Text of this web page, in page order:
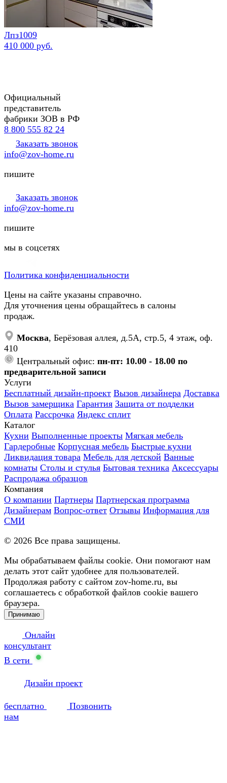
Лпз1009
410 000 руб.
Официальный
представитель
фабрики ЗОВ в РФ
8 800 555 82 24
Заказать звонок
info@zov-home.ru
пишите
Заказать звонок
info@zov-home.ru
пишите
мы в соцсетях
Политика конфиденциальности
Цены на сайте указаны справочно.
Для уточнения цены обращайтесь в салоны
продаж.
Москва, Берёзовая аллея, д.5А, стр.5, 4 этаж, оф.
410
Центральный офис: пн-пт: 10.00 - 18.00 по
предварительной записи
Услуги
Бесплатный дизайн-проект Вызов дизайнера Доставка
Вызов замерщика Гарантия Защита от подделки
Оплата Рассрочка Яндекс сплит
Каталог
Кухни Выполненные проекты Мягкая мебель
Гардеробные Корпусная мебель Быстрые кухни
Ликвидация товара Мебель для детской Ванные
комнаты Столы и стулья Бытовая техника Аксессуары
Распродажа образцов
Компания
О компании Партнеры Партнерская программа
Дизайнерам Вопрос-ответ Отзывы Информация для
СМИ
© 2026 Все права защищены.
Мы обрабатываем файлы cookie. Они помогают нам
делать этот сайт удобнее для пользователей.
Продолжая работу с сайтом zov-home.ru, вы
соглашаетесь с обработкой файлов cookie вашего
браузера.
Принимаю
Онлайн
консультант
В сети
Дизайн проект
бесплатно
Позвонить
нам